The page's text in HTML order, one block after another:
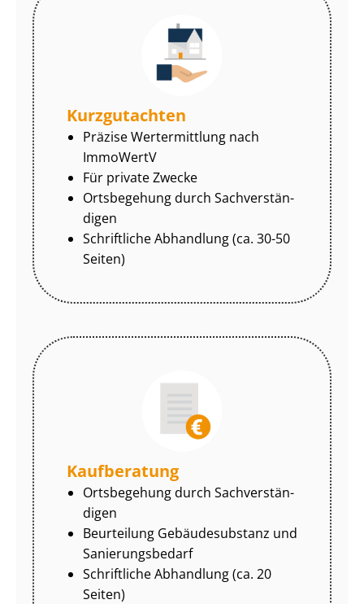
Kurzgutachten
Präzise Wertermittlung nach
ImmoWertV
Für private Zwecke
Ortsbegehung durch Sach­ver­stän­
di­gen
Schriftliche Abhandlung (ca. 30-50
Seiten)
Kaufberatung
Ortsbegehung durch Sach­ver­stän­
di­gen
Beurteilung Gebäudesubstanz und
Sa­nie­rungs­be­darf
Schriftliche Abhandlung (ca. 20
Seiten)